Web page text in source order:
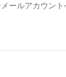
ールアカウン